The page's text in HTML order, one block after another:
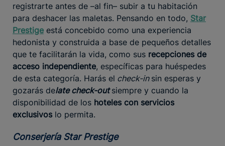
registrarte antes de –al fin– subir a tu habitación
para deshacer las maletas. Pensando en todo, Star
Prestige está concebido como una experiencia
hedonista y construida a base de pequeños detalles
que te facilitarán la vida, como sus recepciones de
acceso independiente, específicas para huéspedes
de esta categoría. Harás el check-in sin esperas y
gozarás delate check-outsiempre y cuando la
disponibilidad de los hoteles con servicios
exclusivos lo permita.
Conserjería Star Prestige